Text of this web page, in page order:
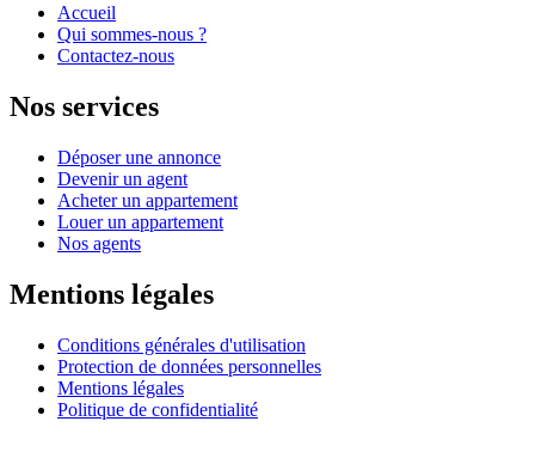
Accueil
Qui sommes-nous ?
Contactez-nous
Nos services
Déposer une annonce
Devenir un agent
Acheter un appartement
Louer un appartement
Nos agents
Mentions légales
Conditions générales d'utilisation
Protection de données personnelles
Mentions légales
Politique de confidentialité